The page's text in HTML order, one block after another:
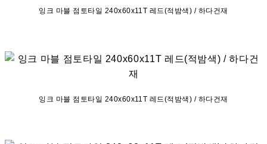
잉크 마블 점토타일 240x60x11T 레드(적밤색) / 하다건재
잉크 마블 점토타일 240x60x11T 레드(적밤색) / 하다건재